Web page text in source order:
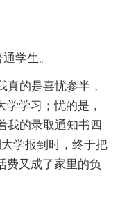
学生。
真的是喜忧参半，
学习；忧的是，
我的录取通知书四
学报到时，终于把
费又成了家里的负